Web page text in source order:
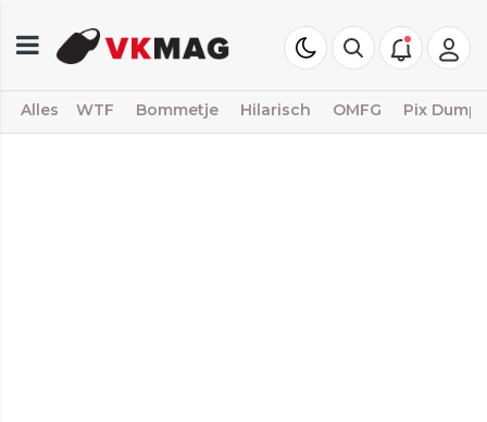
Alles WTF Bommetje Hilarisch OMFG Pix Dump